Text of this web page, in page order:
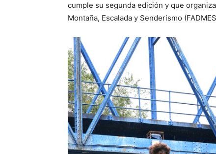
cumple su segunda edición y que
Montaña, Escalada y Senderismo